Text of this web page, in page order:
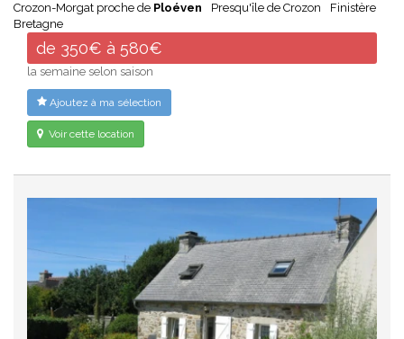
Crozon-Morgat proche de Ploéven Presqu'île de Crozon
Finistère
Bretagne
de 350€ à 580€
la semaine selon saison
Ajoutez à ma sélection
Voir cette location